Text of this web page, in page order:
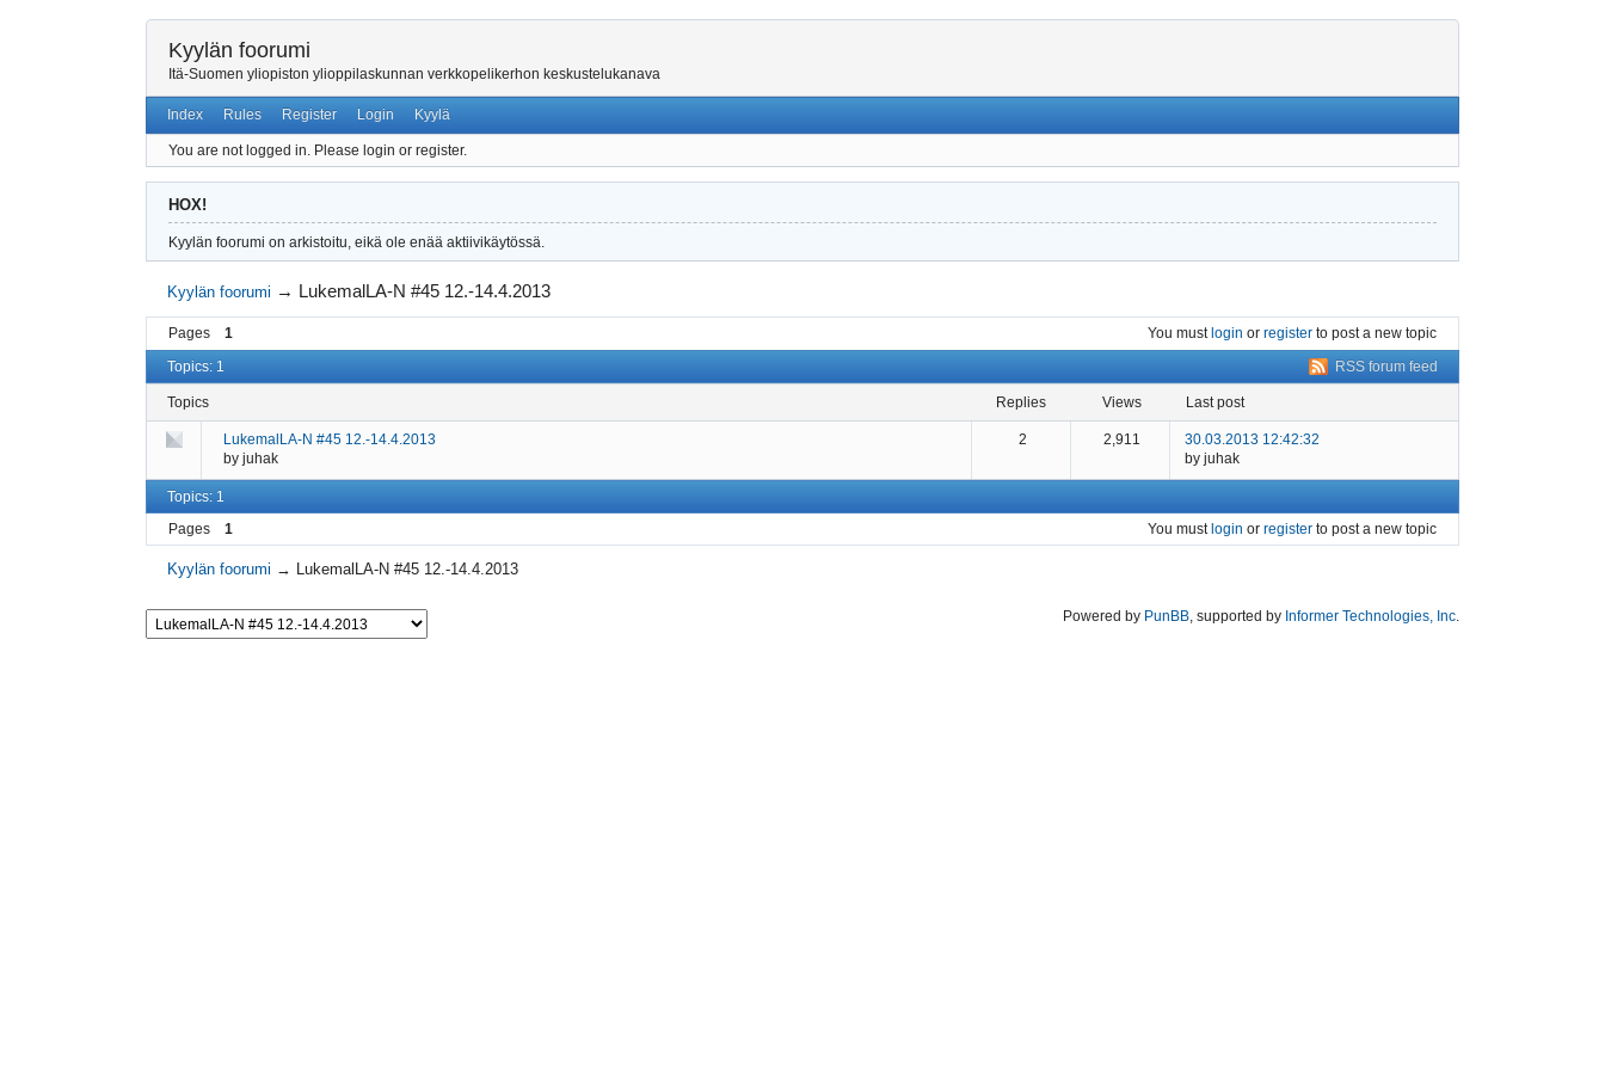
Kyylän foorumi
Itä-Suomen yliopiston ylioppilaskunnan verkkopelikerhon keskustelukanava
Index Rules Register Login Kyylä
You are not logged in. Please login or register.
HOX!
Kyylän foorumi on arkistoitu, eikä ole enää aktiivikäytössä.
Kyylän foorumi → LukemalLA-N #45 12.-14.4.2013
Pages 1 You must login or register to post a new topic
RSS forum feed
Topics: 1
Topics replies views last post
LukemalLA-N #45 12.-14.4.2013
by juhak
2 2,911
30.03.2013 12:42:32
by juhak
Topics: 1
Pages
1 You must login or register to post a new topic
Kyylän foorumi → LukemalLA-N #45 12.-14.4.2013
Powered by PunBB, supported by Informer Technologies, Inc.